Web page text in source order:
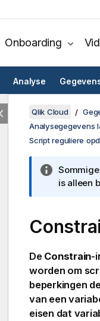
Onboarding
Analyse
Qlik Cloud
Analysegegevens
Script reguliere
is alleen
De Constrain-
worden om
beperkingen
van een
eisen dat